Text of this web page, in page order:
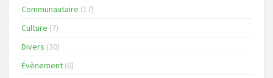
Communautaire (17)
Culture (7)
Divers (30)
Évènement (6)